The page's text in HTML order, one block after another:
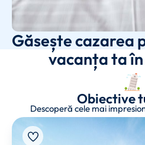
Găsește cazarea
vacanța ta
Obiective
Descoperă cele mai